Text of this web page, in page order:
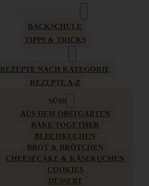
BACKSCHULE
TIPPS & TRICKS
REZEPTE NACH KATEGORIE
REZEPTE A-Z
SÜSS
AUS DEM OBSTGARTEN
BAKE TOGETHER
BLECHKUCHEN
BROT & BRÖTCHEN
CHEESECAKE & KÄSEKUCHEN
COOKIES
DESSERT